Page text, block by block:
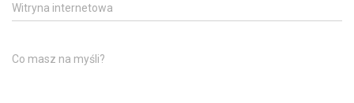
Witryna internetowa
Co masz na myśli?